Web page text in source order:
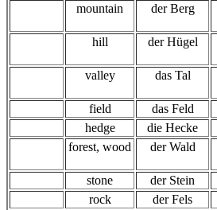
mountain der Berg
hill
der Hügel
valley
das Tal
field
das Feld
hedge
die Hecke
forest, wood
der Wald
stone
der Stein
rock
der Fels